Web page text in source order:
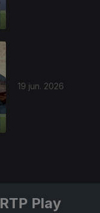
19 jun. 2026
RTP Play